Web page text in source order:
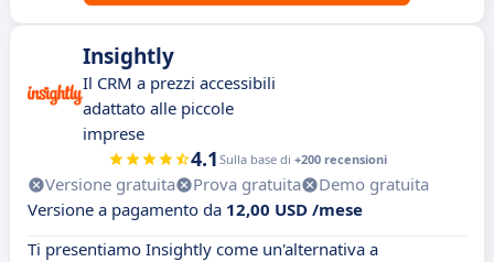
Insightly
Il CRM a prezzi accessibili
adattato alle piccole
imprese
4.1 Sulla base di +200 recensioni
Versione gratuita Prova gratuita
Demo gratuita
Versione a pagamento da 12,00 USD /mese
Ti presentiamo Insightly come un'alternativa a